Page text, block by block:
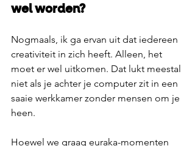
wel worden?
Nogmaals, ik ga ervan uit dat iedereen
creativiteit in zich heeft. Alleen, het
moet er wel uitkomen. Dat lukt meestal
niet als je achter je computer zit in een
saaie werkkamer zonder mensen om je
heen.
Hoewel we graag euraka-momenten